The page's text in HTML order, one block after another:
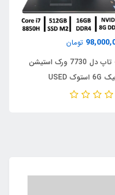
تومان
لپ تاپ دل 7730 ورک استیشن
گرافیک 6G استوک USED
LAPTOP DELL